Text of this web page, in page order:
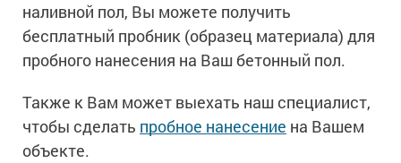
наливной пол, Вы можете получить
бесплатный пробник (образец материала) для
пробного нанесения на Ваш бетонный пол.
Также к Вам может выехать наш специалист,
чтобы сделать пробное нанесение на Вашем
объекте.